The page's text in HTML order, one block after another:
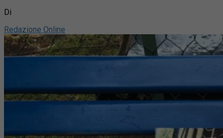
Di
Redazione Online